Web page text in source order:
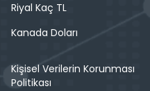
Riyal Kaç TL
Kanada Doları
Kişisel Verilerin Korunması
Politikası